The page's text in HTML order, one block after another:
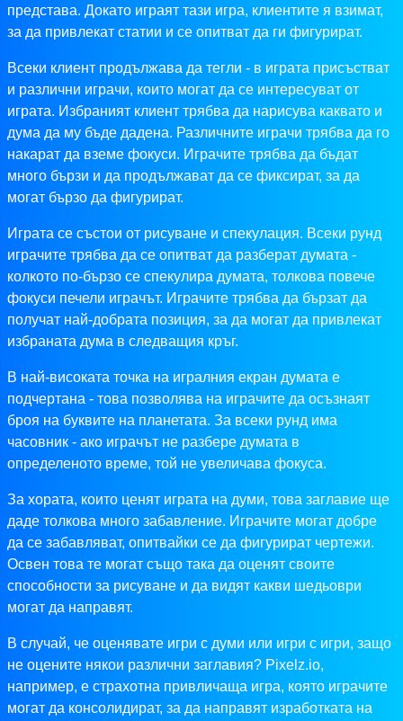
представа. Докато играят тази игра, клиентите я взимат,
за да привлекат статии и се опитват да ги фигурират.
Всеки клиент продължава да тегли - в играта присъстват
и различни играчи, които могат да се интересуват от
играта. Избраният клиент трябва да нарисува каквато и
дума да му бъде дадена. Различните играчи трябва да го
накарат да вземе фокуси. Играчите трябва да бъдат
много бързи и да продължават да се фиксират, за да
могат бързо да фигурират.
Играта се състои от рисуване и спекулация. Всеки рунд
играчите трябва да се опитват да разберат думата -
колкото по-бързо се спекулира думата, толкова повече
фокуси печели играчът. Играчите трябва да бързат да
получат най-добрата позиция, за да могат да привлекат
избраната дума в следващия кръг.
В най-високата точка на игралния екран думата е
подчертана - това позволява на играчите да осъзнаят
броя на буквите на планетата. За всеки рунд има
часовник - ако играчът не разбере думата в
определеното време, той не увеличава фокуса.
За хората, които ценят играта на думи, това заглавие ще
даде толкова много забавление. Играчите могат добре
да се забавляват, опитвайки се да фигурират чертежи.
Освен това те могат също така да оценят своите
способности за рисуване и да видят какви шедьоври
могат да направят.
В случай, че оценявате игри с думи или игри с игри, защо
не оцените някои различни заглавия? Pixelz.io,
например, е страхотна привличаща игра, която играчите
могат да консолидират, за да направят изработката на